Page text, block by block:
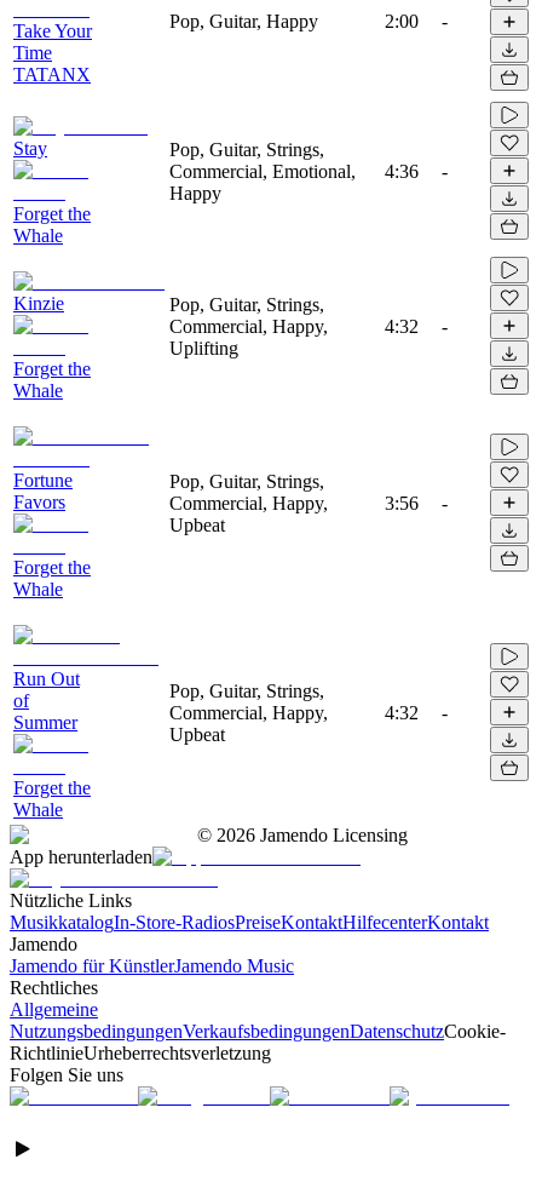
Take Your
Time
TATANX
Pop, Guitar, Happy 2:00 -
Stay
Forget the
Whale
Pop, Guitar, Strings,
Commercial, Emotional,
Happy
4:36 -
Kinzie
Forget the
Whale
Pop, Guitar, Strings,
Commercial, Happy,
Uplifting
4:32 -
Fortune
Favors
Forget the
Whale
Pop, Guitar, Strings,
Commercial, Happy,
Upbeat
3:56 -
Run Out
of
Summer
Forget the
Whale
Pop, Guitar, Strings,
Commercial, Happy,
Upbeat
4:32 -
© 2026 Jamendo Licensing
App herunterladen
Nützliche Links
MusikkatalogIn-Store-RadiosPreiseKontaktHilfecenterKontakt
Jamendo
Jamendo für KünstlerJamendo Music
Rechtliches
Allgemeine
NutzungsbedingungenVerkaufsbedingungenDatenschutzCookie-
RichtlinieUrheberrechtsverletzung
Folgen Sie uns